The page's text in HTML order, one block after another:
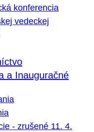
konferencia
vedeckej
a Inauguračné
- zrušené 11. 4.